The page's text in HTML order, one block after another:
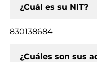
¿Cuál es su NIT?
830138684
¿Cuáles son sus